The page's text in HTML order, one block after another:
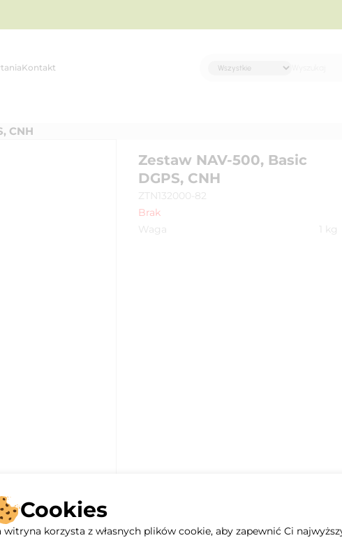
Kontakt
CNH
Zestaw NAV-500, Basic
DGPS, CNH
ZTN132000-82
Brak
Waga
kg
Cookies
witryna korzysta z własnych plików cookie, aby zapewnić Ci